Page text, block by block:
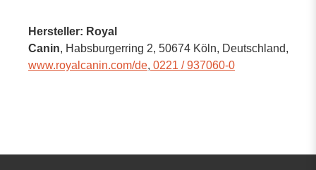
Hersteller: Royal
Canin, Habsburgerring 2, 50674 Köln, Deutschland,
www.royalcanin.com/de, 0221 / 937060-0